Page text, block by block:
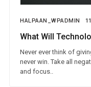
HALPAAN_WPADMIN
What Will
Never ever think of
never win. Take all
and focus..